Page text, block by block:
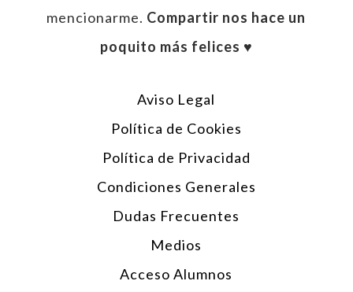
mencionarme. Compartir nos hace un
poquito más felices ♥︎
Aviso Legal
Política de Cookies
Política de Privacidad
Condiciones Generales
Dudas Frecuentes
Medios
Acceso Alumnos